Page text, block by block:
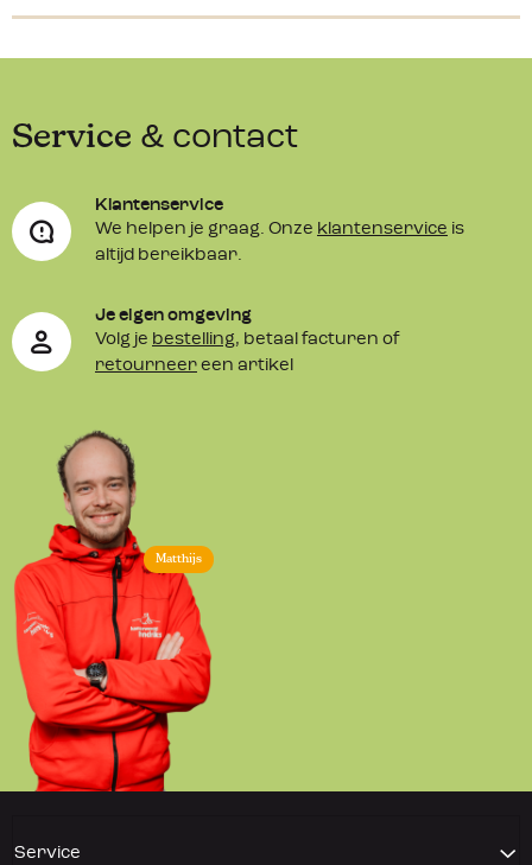
Matthijs
Service & contact
Klantenservice
We helpen je graag. Onze klantenservice is
altijd bereikbaar.
Je eigen omgeving
Volg je bestelling, betaal facturen of
retourneer een artikel
Service